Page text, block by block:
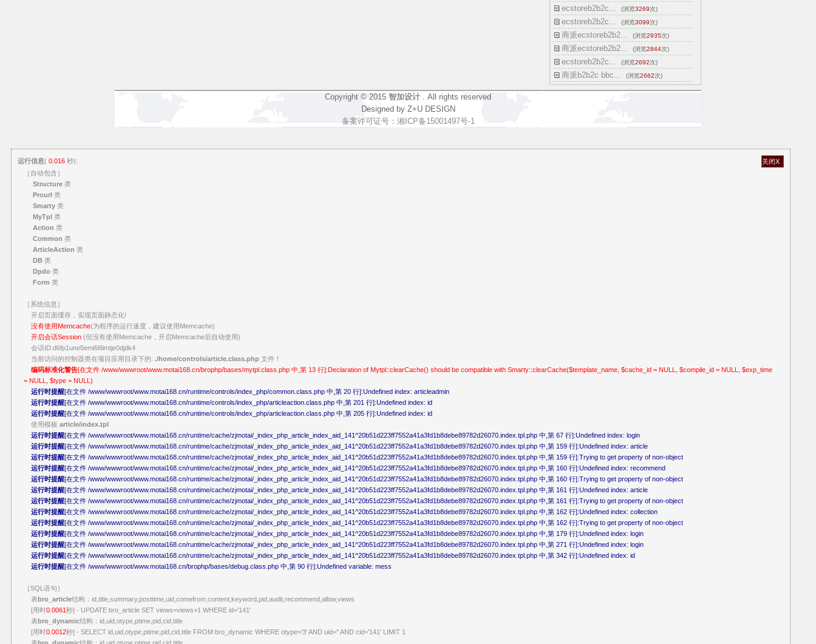
ecstoreb2b2c...
(浏览3269次)
ecstoreb2b2c... (浏览3099次)
商派ecstoreb2b2... (浏览2935次)
商派ecstoreb2b2... (浏览2844次)
ecstoreb2b2c... (浏览2692次)
商派b2b2c bbc... (浏览2662次)
Copyright © 2015 智加设计 . All rights reserved
Designed by Z+U DESIGN
备案许可证号：湘ICP备15001497号-1
运行信息( 0.016 秒):
关闭X
［自动包含］
Structure 类
Prourl 类
Smarty 类
MyTpl 类
Action 类
Common 类
ArticleAction 类
DB 类
Dpdo 类
Form 类
［系统信息］
开启页面缓存，实现页面静态化!
没有使用Memcache(为程序的运行速度，建议使用Memcache)
开启会话Session (但没有使用Memcache，开启Memcache后自动使用)
会话ID:d6fp1uno5emi6i9imtje0djdk4
当前访问的控制器类在项目应用目录下的: ./home/controls/article.class.php 文件！
编码标准化警告[在文件 /www/wwwroot/www.motai168.cn/brophp/bases/mytpl.class.php 中,第 13 行]:Declaration of Mytpl::clearCache() should be compatible with Smarty::clearCache($template_name, $cache_id = NULL, $compile_id = NULL, $exp_time
= NULL, $type = NULL)
运行时提醒[在文件 /www/wwwroot/www.motai168.cn/runtime/controls/index_php/common.class.php 中,第 20 行]:Undefined index: articleadmin
运行时提醒[在文件 /www/wwwroot/www.motai168.cn/runtime/controls/index_php/articleaction.class.php 中,第 201 行]:Undefined index: id
运行时提醒[在文件 /www/wwwroot/www.motai168.cn/runtime/controls/index_php/articleaction.class.php 中,第 205 行]:Undefined index: id
使用模板 article/index.tpl
运行时提醒[在文件 /www/wwwroot/www.motai168.cn/runtime/cache/zjmotai/_index_php_article_index_aid_141^20b51d223ff7552a41a3fd1b8debe89782d26070.index.tpl.php 中,第 67 行]:Undefined index: login
运行时提醒[在文件 /www/wwwroot/www.motai168.cn/runtime/cache/zjmotai/_index_php_article_index_aid_141^20b51d223ff7552a41a3fd1b8debe89782d26070.index.tpl.php 中,第 159 行]:Undefined index: article
运行时提醒[在文件 /www/wwwroot/www.motai168.cn/runtime/cache/zjmotai/_index_php_article_index_aid_141^20b51d223ff7552a41a3fd1b8debe89782d26070.index.tpl.php 中,第 159 行]:Trying to get property of non-object
运行时提醒[在文件 /www/wwwroot/www.motai168.cn/runtime/cache/zjmotai/_index_php_article_index_aid_141^20b51d223ff7552a41a3fd1b8debe89782d26070.index.tpl.php 中,第 160 行]:Undefined index: recommend
运行时提醒[在文件 /www/wwwroot/www.motai168.cn/runtime/cache/zjmotai/_index_php_article_index_aid_141^20b51d223ff7552a41a3fd1b8debe89782d26070.index.tpl.php 中,第 160 行]:Trying to get property of non-object
运行时提醒[在文件 /www/wwwroot/www.motai168.cn/runtime/cache/zjmotai/_index_php_article_index_aid_141^20b51d223ff7552a41a3fd1b8debe89782d26070.index.tpl.php 中,第 161 行]:Undefined index: article
运行时提醒[在文件 /www/wwwroot/www.motai168.cn/runtime/cache/zjmotai/_index_php_article_index_aid_141^20b51d223ff7552a41a3fd1b8debe89782d26070.index.tpl.php 中,第 161 行]:Trying to get property of non-object
运行时提醒[在文件 /www/wwwroot/www.motai168.cn/runtime/cache/zjmotai/_index_php_article_index_aid_141^20b51d223ff7552a41a3fd1b8debe89782d26070.index.tpl.php 中,第 162 行]:Undefined index: collection
运行时提醒[在文件 /www/wwwroot/www.motai168.cn/runtime/cache/zjmotai/_index_php_article_index_aid_141^20b51d223ff7552a41a3fd1b8debe89782d26070.index.tpl.php 中,第 162 行]:Trying to get property of non-object
运行时提醒[在文件 /www/wwwroot/www.motai168.cn/runtime/cache/zjmotai/_index_php_article_index_aid_141^20b51d223ff7552a41a3fd1b8debe89782d26070.index.tpl.php 中,第 179 行]:Undefined index: login
运行时提醒[在文件 /www/wwwroot/www.motai168.cn/runtime/cache/zjmotai/_index_php_article_index_aid_141^20b51d223ff7552a41a3fd1b8debe89782d26070.index.tpl.php 中,第 271 行]:Undefined index: login
运行时提醒[在文件 /www/wwwroot/www.motai168.cn/runtime/cache/zjmotai/_index_php_article_index_aid_141^20b51d223ff7552a41a3fd1b8debe89782d26070.index.tpl.php 中,第 342 行]:Undefined index: id
运行时提醒[在文件 /www/wwwroot/www.motai168.cn/brophp/bases/debug.class.php 中,第 90 行]:Undefined variable: mess
［SQL语句］
表bro_article结构：id,title,summary,posttime,uid,comefrom,content,keyword,pid,audit,recommend,allow,views
[用时0.0061秒] - UPDATE bro_article SET views=views+1 WHERE id='141'
表bro_dynamic结构：id,uid,otype,ptime,pid,cid,title
[用时0.0012秒] - SELECT id,uid,otype,ptime,pid,cid,title FROM bro_dynamic WHERE otype='3' AND uid='' AND cid='141' LIMIT 1